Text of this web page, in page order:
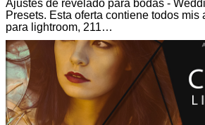
Ajustes de revelado para bodas -
Presets. Esta oferta contiene todos mis
para lightroom, 211…